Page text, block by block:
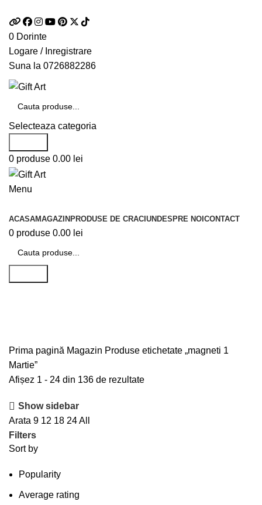
0 Dorinte
Logare / Inregistrare
Suna la 0726882286
Selecteaza categoria
0 produse 0.00 lei
Menu
ACASAMAGAZINPRODUSE DE CRACIUNDESPRE NOICONTACT
0 produse 0.00 lei
Prima pagină Magazin Produse etichetate „magneti 1
Martie”
Afișez 1 - 24 din 136 de rezultate
Show sidebar
Arata 9 12 18 24All
Filters
Sort by
Popularity
Average rating